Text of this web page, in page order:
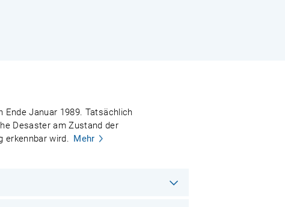
Ende Januar 1989. Tatsächlich
Desaster am Zustand der
erkennbar wird. Mehr